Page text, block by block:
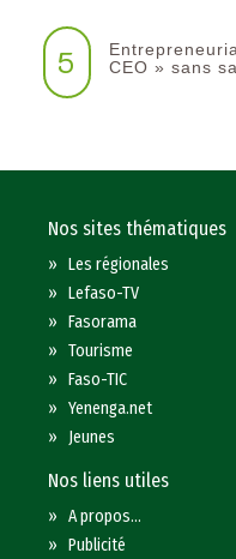
5
CEO » sans
Nos sites thématiques
»Les régionales
»Lefaso-TV
»Fasorama
»Tourisme
»Faso-TIC
»Yenenga.net
» Jeunes
Nos liens utiles
»A propos...
»Publicité